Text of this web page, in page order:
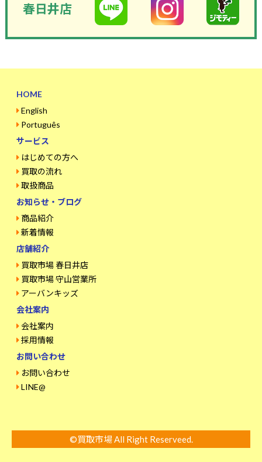
春日井店
HOME
English
Português
サービス
はじめての方へ
買取の流れ
取扱商品
お知らせ・ブログ
商品紹介
新着情報
店舗紹介
買取市場 春日井店
買取市場 守山営業所
アーバンキッズ
会社案内
会社案内
採用情報
お問い合わせ
お問い合わせ
LINE@
©買取市場 All Right Reserveed.